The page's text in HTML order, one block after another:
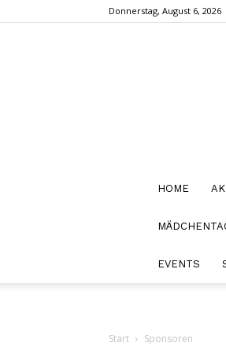
Donnerstag, August 6, 2026
HOME
EVENTS
Start Sponsoren